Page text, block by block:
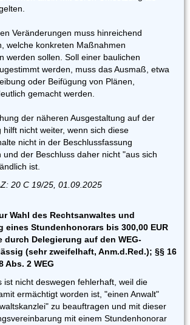
Veränderungen muss hinreichend
welche konkreten Maßnahmen
werden sollen. Soll einer baulichen
werden, muss das Ausmaß, etwa
oder Beifügung von Plänen,
gemacht werden.
der näheren Ausgestaltung auf der
hilft nicht weiter, wenn sich diese
nicht in der Beschlussfassung
und der Beschluss daher nicht "aus sich
ist.
20 C 19/25, 01.09.2025
Wahl des Rechtsanwaltes und
eines Stundenhonorars bis 300,00 EUR
durch Delegierung auf den WEG-
(sehr zweifelhaft, Anm.d.Red.); §§ 16
Abs. 2 WEG
ist nicht deswegen fehlerhaft, weil die
ermächtigt worden ist, "einen Anwalt"
zu beauftragen und mit dieser
mit einem Stundenhonorar